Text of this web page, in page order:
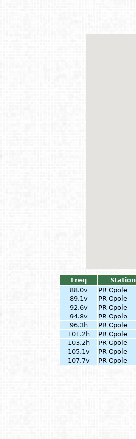
Freq Station
88.0v
PR Opole
89.1v
PR Opole
92.6v
PR Opole
94.8v
PR Opole
96.3h
PR Opole
101.2h
PR Opole
103.2h
PR Opole
105.1v
PR Opole
107.7v
PR Opole